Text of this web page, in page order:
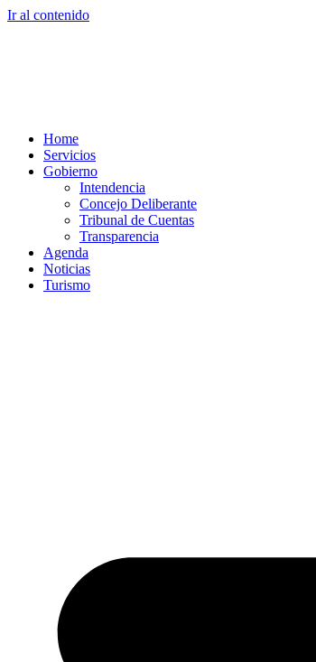
Ir al contenido
Home
Servicios
Gobierno
Intendencia
Concejo Deliberante
Tribunal de Cuentas
Transparencia
Agenda
Noticias
Turismo